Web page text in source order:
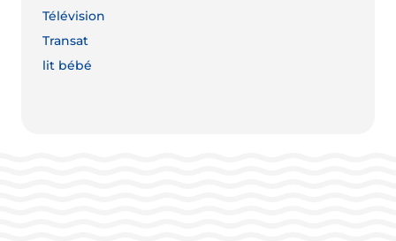
Télévision
Transat
lit bébé